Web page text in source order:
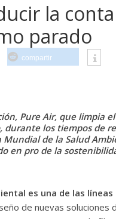
la
parado
compartir
Pure Air, que limpia
los tiempos de
de la Salud
en pro de la
es una de las
de nuevas soluciones